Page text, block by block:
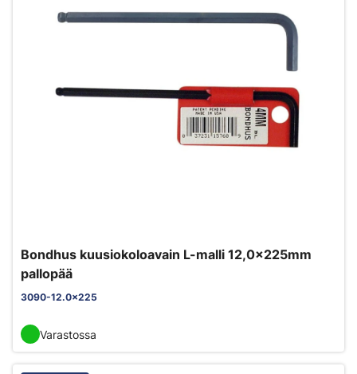
Bondhus kuusiokoloavain L-malli 12,0x225mm
pallopää
3090-12.0x225
Varastossa